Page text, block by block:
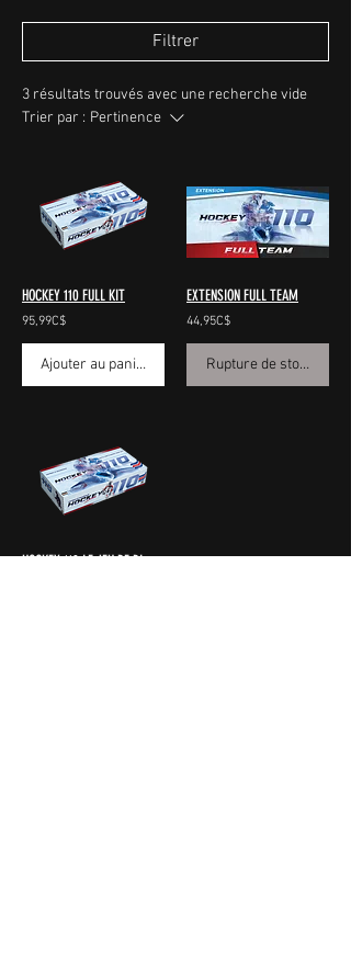
Filtrer
3 résultats trouvés avec une recherche vide
Trier par : Pertinence
HOCKEY 110 FULL KIT
95,99C$
Ajouter au panier
EXTENSION FULL TEAM
44,95C$
Rupture de stock
HOCKEY 110 LE JEU DE PLATEAU